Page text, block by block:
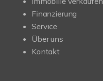
Finanzierung
Service
Über uns
Kontakt